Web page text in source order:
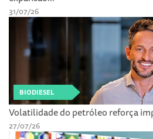
31/07/26
BIODIESEL
Volatilidade do petróleo reforça
27/07/26